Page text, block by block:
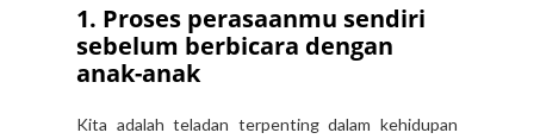
1. Proses perasaanmu sendiri
sebelum berbicara dengan
anak-anak
Kita adalah teladan terpenting dalam kehidupan